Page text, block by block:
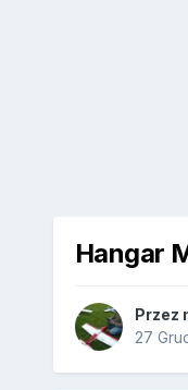
Hangar
Przez
27